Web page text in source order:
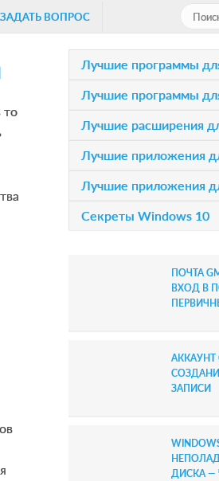
ЗАДАТЬ ВОПРОС
о
и
с
к
с
т
.
.
то
P
m
y
Лучшие программы
Лучшие программы
Лучшие расширения
Лучшие приложения
Лучшие приложения
Секреты Windows 10
ПОЧТА
ВХОД В
АККАУНТ
ЗАПИСИ
ДИСКА —